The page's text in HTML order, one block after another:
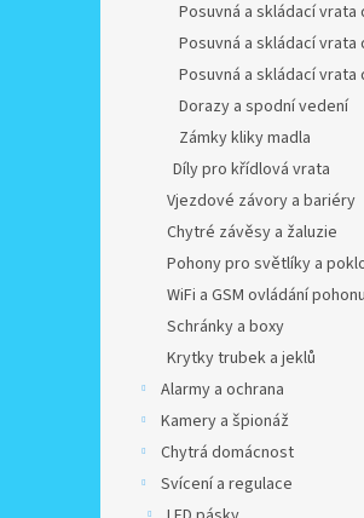
Posuvná a skládací vrata
Posuvná a skládací vrata
Posuvná a skládací vrata
Dorazy a spodní vedení
Zámky kliky madla
Díly pro křídlová vrata
Vjezdové závory a bariéry
Chytré závěsy a žaluzie
Pohony pro světlíky a
WiFi a GSM ovládání pohonu
Schránky a boxy
Krytky trubek a jeklů
Alarmy a ochrana
Kamery a špionáž
Chytrá domácnost
Svícení a regulace